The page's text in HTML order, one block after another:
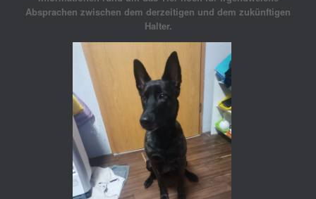
Absprachen zwischen dem derzeitigen und dem zukünftigen
Halter.